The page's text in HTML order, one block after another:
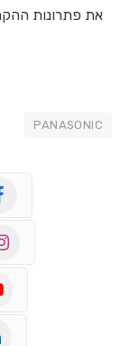
את פתרונות
PANASONIC